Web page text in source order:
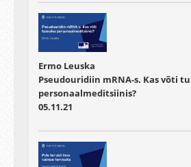
Ermo Leuska
Pseudouridiin mRNA-s. Kas võti
personaalmeditsiinis?
05.11.21